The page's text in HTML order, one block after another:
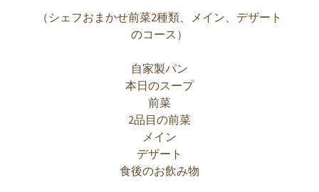
（シェフおまかせ前菜2種類、メイン、デザート
のコース）
自家製パン
本日のスープ
前菜
2品目の前菜
メイン
デザート
食後のお飲み物